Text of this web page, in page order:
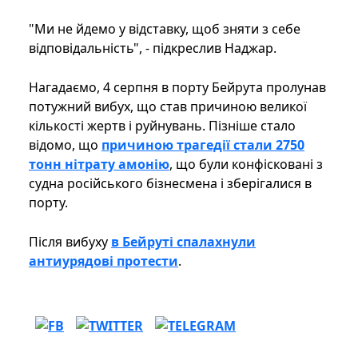
"Ми не йдемо у відставку, щоб зняти з себе
відповідальність", - підкреслив Наджар.
Нагадаємо, 4 серпня в порту Бейрута пролунав
потужний вибух, що став причиною великої
кількості жертв і руйнувань. Пізніше стало
відомо, що причиною трагедії стали 2750
тонн нітрату амонію, що були конфісковані з
судна російського бізнесмена і зберігалися в
порту.
Після вибуху в Бейруті спалахнули
антиурядові протести.